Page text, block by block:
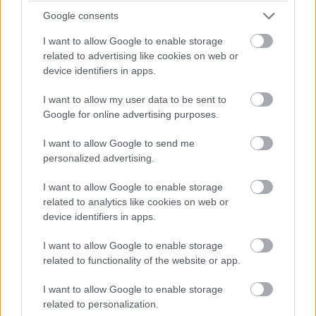
Google consents
I want to allow Google to enable storage
related to advertising like cookies on web or
device identifiers in apps.
I want to allow my user data to be sent to
Google for online advertising purposes.
I want to allow Google to send me
personalized advertising.
I want to allow Google to enable storage
related to analytics like cookies on web or
device identifiers in apps.
I want to allow Google to enable storage
related to functionality of the website or app.
I want to allow Google to enable storage
related to personalization.
Jelenleg csak Albon, Verstappen, Alonso, Stroll és Russell
tartózkodik a bokszban. Mindenki más már megkezdte a
munkát.
Időközben bő egy perce zöldre váltott a bokszutca lámpája,
néhányan pedig máris a pályára hajtottak. Nem mindenkinek
volt szüksége, mert alig tudott kikanyarodni a garázsból.
26 fok van jelenleg a helyszínen, az aszfalt pedig 45 fokos.
Ezek nem éppen azok a körülmények, amikkel majd a főbb
események során szembesülnek a mezőny tagjai, ilyen
szempontból a második edzés mérvadóbb lesz, de ez nem